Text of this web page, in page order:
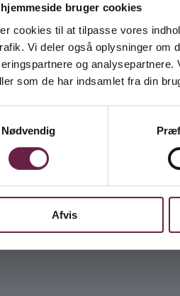
hjemmeside bruger cookies
cookies til at tilpasse vores
Vi deler også oplysninger om
og
som de har indsamlet fra din
Nødvendig
Afvis
grej og godt selskab til en god grillaften.
Bestikket skal vaskes i hånden med
dele.